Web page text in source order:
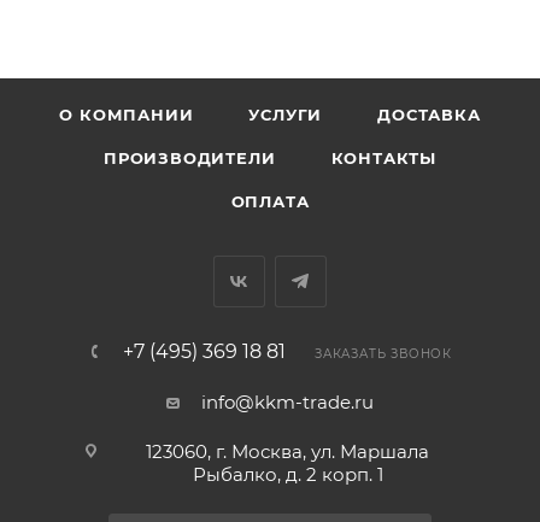
О КОМПАНИИ УСЛУГИ ДОСТАВКА
ПРОИЗВОДИТЕЛИ КОНТАКТЫ
ОПЛАТА
+7 (495) 369 18 81 ЗАКАЗАТЬ ЗВОНОК
info@kkm-trade.ru
123060, г. Москва, ул. Маршала
Рыбалко, д. 2 корп. 1